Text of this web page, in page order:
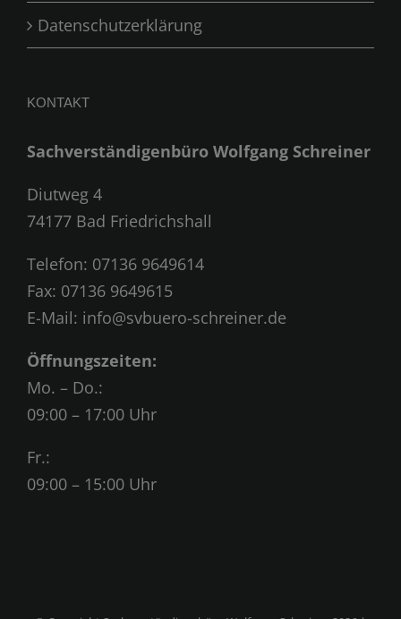
Datenschutzerklärung
KONTAKT
Sachverständigenbüro Wolfgang Schreiner
Diutweg 4
74177 Bad Friedrichshall
Telefon: 07136 9649614
Fax: 07136 9649615
E-Mail: info@svbuero-schreiner.de
Öffnungszeiten:
Mo. – Do.:
09:00 – 17:00 Uhr
Fr.:
09:00 – 15:00 Uhr